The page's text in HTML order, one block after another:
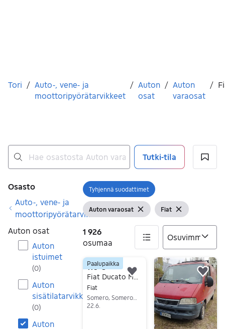
Olet tässä
Tori / Auto-, vene- ja
moottoripyörätarvikkeet
/ Auton
osat
/ Auton
varaosat
/
Tutki-tila
Suodattimet
Osasto
Auto-, vene- ja
moottoripyörätarvikkeet
Auton osat
Auton
istuimet
(0)
Auton
sisätilatarvikkeet
(0)
Auton
Avaa suodatin
Tyhjennä suodattimet
Näytä suodattimet
Auton varaosat Tyhjennä suodatin
Näytä suodattimet
Fiat Tyhjennä
1 926
osumaa
1926 tulos(ta)
110 €
Fiat Ducato Manuaalinen 5-portainen vaihdelaatikko varaosiksi
Fiat
22.6.
Paalupaikka
Lisää suosikiksi.